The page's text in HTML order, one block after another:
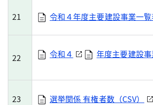
21 令和４年度主要建設事業一
22 令和４ 年度主要建設
23 選挙関係 有権者数（CSV）